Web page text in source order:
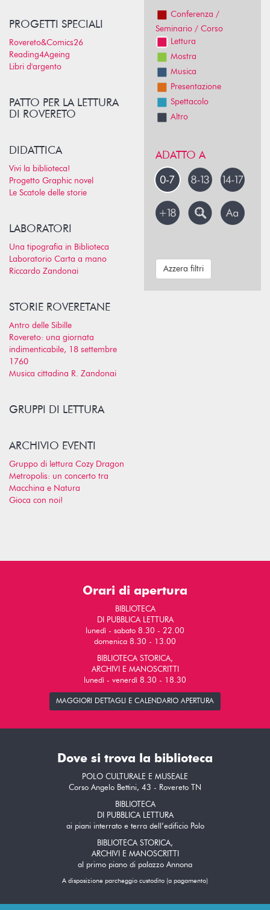
PROGETTI SPECIALI
Rovereto&Comics26
Reading4Ageing
Libri d'argento
PATTO PER LA LETTURA
DI ROVERETO
DIDATTICA
Vivi la biblioteca!
Progetto Graphic novel
Le Scatole delle storie
LABORATORI
Una tipografia in Biblioteca
Laboratorio Carta a mano
Riccardo Zandonai
STORIE ROVERETANE
Antro delle Sibille
Rovereto: una giornata
indimenticabile, 18 settembre
1760
Musica cittadina R. Zandonai
GRUPPI DI LETTURA
ARCHIVIO EVENTI
Gruppo di lettura Cozy Dragon
Metropolis: un concerto tra
Macchina e Natura
Gioca con noi!
Conferenza /
Seminario / Corso
Lettura
Mostra
Musica
Presentazione
Spettacolo
Altro
ADATTO A
Azzera filtri
Orari di apertura
BIBLIOTECA
DI PUBBLICA LETTURA
lunedì - sabato 8.30 - 22.00
domenica 8.30 - 13.00
BIBLIOTECA STORICA,
ARCHIVI E MANOSCRITTI
lunedì - venerdì 8.30 - 18.30
MAGGIORI DETTAGLI E CALENDARIO APERTURA
Dove si trova la biblioteca
POLO CULTURALE E MUSEALE
Corso Angelo Bettini, 43 - Rovereto TN
BIBLIOTECA
DI PUBBLICA LETTURA
ai piani interrato e terra dell’edificio Polo
BIBLIOTECA STORICA,
ARCHIVI E MANOSCRITTI
al primo piano di palazzo Annona
A disposizione parcheggio custodito (a pagamento)